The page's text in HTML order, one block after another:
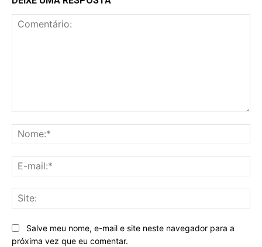
Salve meu nome, e-mail e site neste navegador para a
próxima vez que eu comentar.